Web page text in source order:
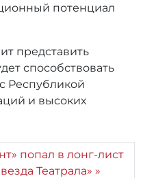
потенциал
представить
способствовать
Республикой
и высоких
попал в лонг-лист
Театрала»